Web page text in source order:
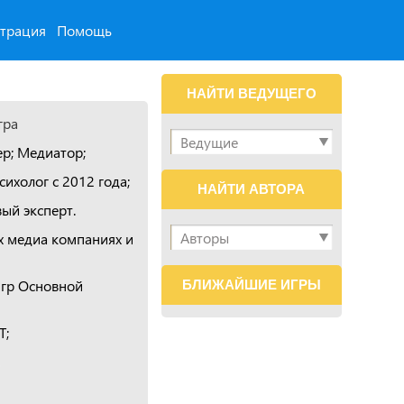
Помощь
Медиатор;
с 2012 года;
эксперт.
медиа компаниях и
Основной
НАЙТИ ВЕДУЩЕГО
НАЙТИ АВТОРА
БЛИЖАЙШИЕ ИГРЫ